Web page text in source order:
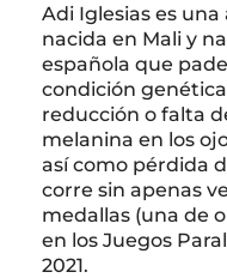
Adi Iglesias es
nacida en Mali y
española que
condición
reducción o falta
melanina en los
así como pérdida
corre sin apenas
medallas (una de
en los Juegos
2021.